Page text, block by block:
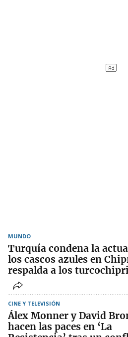
MUNDO
Turquía condena la
los cascos azules en
respalda a los
CINE Y TELEVISIÓN
Álex Monner y David
hacen las paces en ‘La